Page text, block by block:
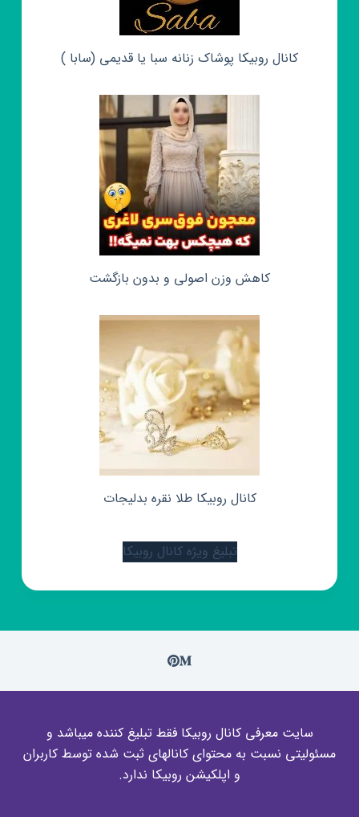
کانال روبیکا پوشاک زنانه سبا یا قدیمی (سابا )
کاهش وزن اصولی و بدون بازگشت
کانال روبیکا طلا نقره بدلیجات
تبلیغ ویژه کانال روبیکا
سایت معرفی کانال روبیکا فقط تبلیغ کننده میباشد و
مسئولیتی نسبت به محتوای کانالهای ثبت شده توسط کاربران
و اپلکیشن روبیکا ندارد.